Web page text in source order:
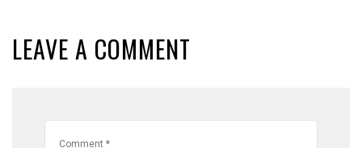
LEAVE A COMMENT